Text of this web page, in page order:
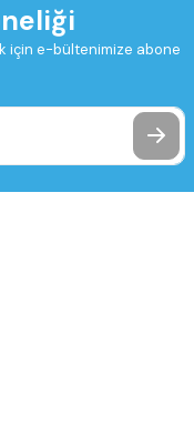
için e-bültenimize abone